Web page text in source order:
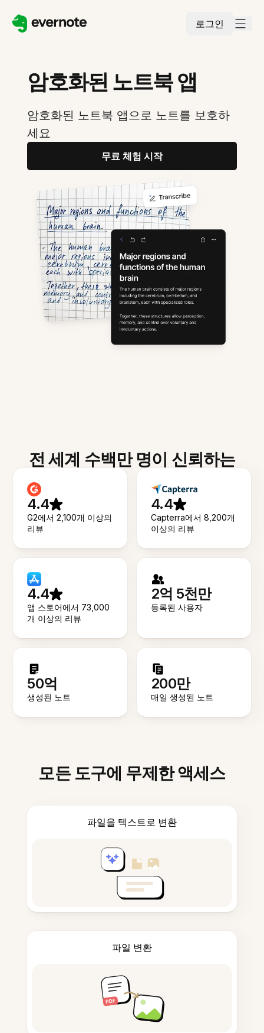
로그인
암호화된 노트북 앱
암호화된 노트북 앱으로 노트를 보호하
세요
무료 체험 시작
전 세계 수백만 명이 신뢰하는
4.4
G2에서 2,100개 이상의
리뷰
4.4
Capterra에서 8,200개
이상의 리뷰
4.4
앱 스토어에서 73,000
개 이상의 리뷰
2억 5천만
등록된 사용자
50억
생성된 노트
200만
매일 생성된 노트
모든 도구에 무제한 액세스
파일을 텍스트로 변환
파일 변환